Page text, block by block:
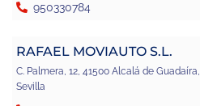
950330784
RAFAEL MOVIAUTO S.L.
C. Palmera, 12, 41500 Alcalá de Guadaíra,
Sevilla